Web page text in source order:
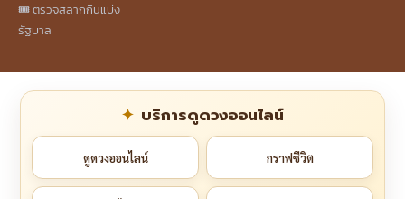
🎟️ ตรวจสลากกินแบ่ง
รัฐบาล
บริการดูดวงออนไลน์
ดูดวงออนไลน์ กราฟชีวิต